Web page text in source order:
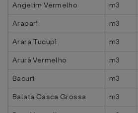
Angelim Vermelho
m3
Arapari
m3
Arara Tucupi
m3
Arurá Vermelho
m3
Bacuri
m3
Balata Casca Grossa
m3